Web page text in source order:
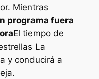
Mientras
programa fuera
El tiempo de
La
y conducirá a